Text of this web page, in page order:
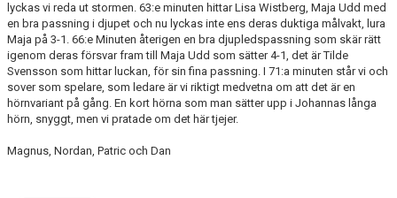
lyckas vi reda ut stormen. 63:e minuten hittar Lisa Wistberg, Maja Udd med
en bra passning i djupet och nu lyckas inte ens deras duktiga målvakt, lura
Maja på 3-1. 66:e Minuten återigen en bra djupledspassning som skär rätt
igenom deras försvar fram till Maja Udd som sätter 4-1, det är Tilde
Svensson som hittar luckan, för sin fina passning. I 71:a minuten står vi och
sover som spelare, som ledare är vi riktigt medvetna om att det är en
hörnvariant på gång. En kort hörna som man sätter upp i Johannas långa
hörn, snyggt, men vi pratade om det här tjejer.
Magnus, Nordan, Patric och Dan